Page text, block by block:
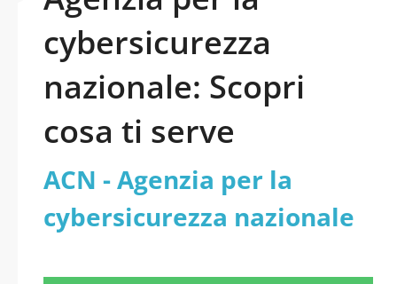
cybersicurezza
nazionale: Scopri
cosa ti serve
ACN - Agenzia per la
cybersicurezza nazionale